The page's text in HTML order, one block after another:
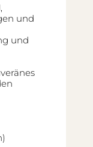
und
und